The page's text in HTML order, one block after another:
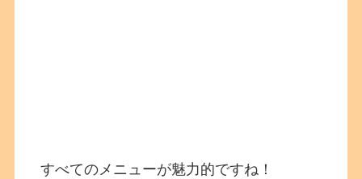
すべてのメニューが魅力的ですね！